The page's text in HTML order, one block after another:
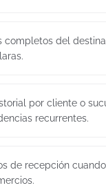
completos del
por cliente o
recurrentes.
de recepción